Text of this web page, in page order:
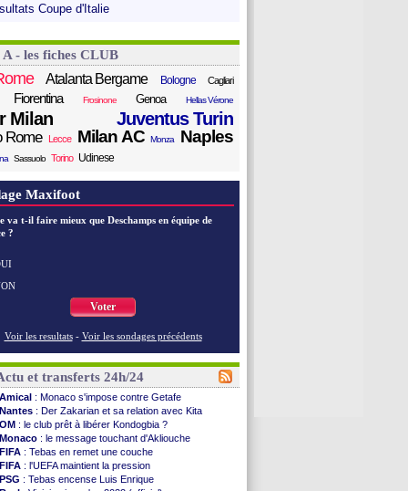
Coupe d'Italie
A - les fiches CLUB
Atalanta Bergame Bologne
Cagliari
Fiorentina Frosinone Genoa Hellas Vérone
Milan Juventus Turin
Rome Lecce Milan AC Monza Naples
Sassuolo Torino Udinese
Maxifoot
va t-il faire mieux que Deschamps en équipe de
?
Voter
Voir les resultats - Voir les sondages précédents
et transferts 24h/24
Amical : Monaco s'impose contre Getafe
Nantes : Der Zakarian et sa relation avec Kita
OM : le club prêt à libérer Kondogbia ?
Monaco : le message touchant d'Akliouche
FIFA : Tebas en remet une couche
FIFA : l'UEFA maintient la pression
PSG : Tebas encense Luis Enrique